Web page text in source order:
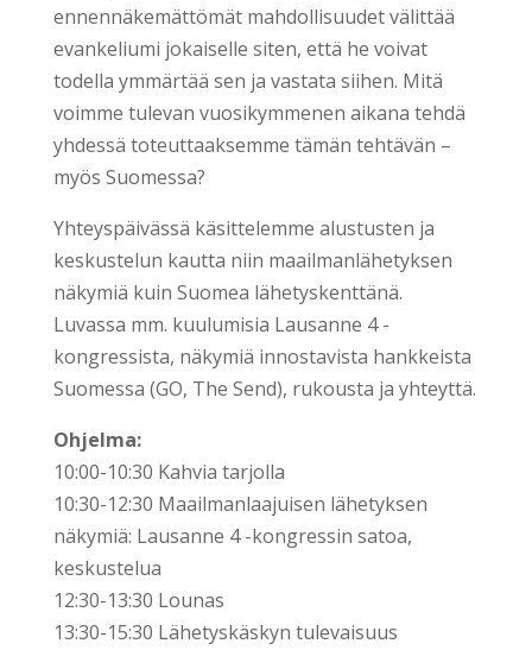
ennennäkemättömät mahdollisuudet välittää
evankeliumi jokaiselle siten, että he voivat
todella ymmärtää sen ja vastata siihen. Mitä
voimme tulevan vuosikymmenen aikana tehdä
yhdessä toteuttaaksemme tämän tehtävän –
myös Suomessa?
Yhteyspäivässä käsittelemme alustusten ja
keskustelun kautta niin maailmanlähetyksen
näkymiä kuin Suomea lähetyskenttänä.
Luvassa mm. kuulumisia Lausanne 4 -
kongressista, näkymiä innostavista hankkeista
Suomessa (GO, The Send), rukousta ja yhteyttä.
Ohjelma:
10:00-10:30 Kahvia tarjolla
10:30-12:30 Maailmanlaajuisen lähetyksen
näkymiä: Lausanne 4 -kongressin satoa,
keskustelua
12:30-13:30 Lounas
13:30-15:30 Lähetyskäskyn tulevaisuus